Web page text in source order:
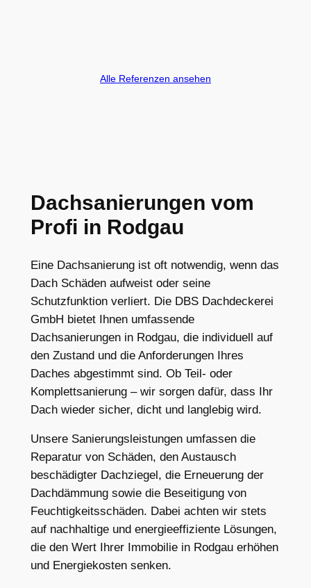
Alle Referenzen ansehen
Dachsanierungen vom
Profi in Rodgau
Eine Dachsanierung ist oft notwendig, wenn das
Dach Schäden aufweist oder seine
Schutzfunktion verliert. Die DBS Dachdeckerei
GmbH bietet Ihnen umfassende
Dachsanierungen in Rodgau, die individuell auf
den Zustand und die Anforderungen Ihres
Daches abgestimmt sind. Ob Teil- oder
Komplettsanierung – wir sorgen dafür, dass Ihr
Dach wieder sicher, dicht und langlebig wird.
Unsere Sanierungsleistungen umfassen die
Reparatur von Schäden, den Austausch
beschädigter Dachziegel, die Erneuerung der
Dachdämmung sowie die Beseitigung von
Feuchtigkeitsschäden. Dabei achten wir stets
auf nachhaltige und energieeffiziente Lösungen,
die den Wert Ihrer Immobilie in Rodgau erhöhen
und Energiekosten senken.